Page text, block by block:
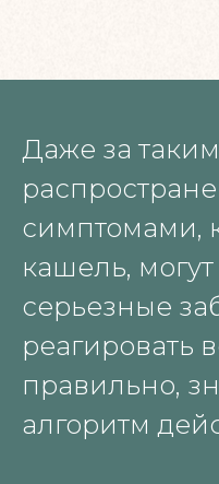
Даже за
симптомами,
кашель,
серьезные
реагировать
правильно,
алгоритм